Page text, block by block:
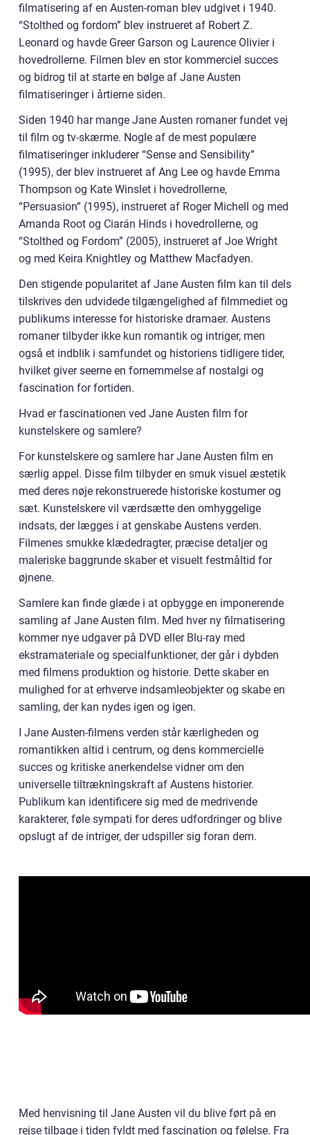
filmatisering af en Austen-roman blev udgivet i 1940.
“Stolthed og fordom” blev instrueret af Robert Z.
Leonard og havde Greer Garson og Laurence Olivier i
hovedrollerne. Filmen blev en stor kommerciel succes
og bidrog til at starte en bølge af Jane Austen
filmatiseringer i årtierne siden.
Siden 1940 har mange Jane Austen romaner fundet vej
til film og tv-skærme. Nogle af de mest populære
filmatiseringer inkluderer “Sense and Sensibility”
(1995), der blev instrueret af Ang Lee og havde Emma
Thompson og Kate Winslet i hovedrollerne,
“Persuasion” (1995), instrueret af Roger Michell og med
Amanda Root og Ciarán Hinds i hovedrollerne, og
“Stolthed og Fordom” (2005), instrueret af Joe Wright
og med Keira Knightley og Matthew Macfadyen.
Den stigende popularitet af Jane Austen film kan til dels
tilskrives den udvidede tilgængelighed af filmmediet og
publikums interesse for historiske dramaer. Austens
romaner tilbyder ikke kun romantik og intriger, men
også et indblik i samfundet og historiens tidligere tider,
hvilket giver seerne en fornemmelse af nostalgi og
fascination for fortiden.
Hvad er fascinationen ved Jane Austen film for
kunstelskere og samlere?
For kunstelskere og samlere har Jane Austen film en
særlig appel. Disse film tilbyder en smuk visuel æstetik
med deres nøje rekonstruerede historiske kostumer og
sæt. Kunstelskere vil værdsætte den omhyggelige
indsats, der lægges i at genskabe Austens verden.
Filmenes smukke klædedragter, præcise detaljer og
maleriske baggrunde skaber et visuelt festmåltid for
øjnene.
Samlere kan finde glæde i at opbygge en imponerende
samling af Jane Austen film. Med hver ny filmatisering
kommer nye udgaver på DVD eller Blu-ray med
ekstramateriale og specialfunktioner, der går i dybden
med filmens produktion og historie. Dette skaber en
mulighed for at erhverve indsamleobjekter og skabe en
samling, der kan nydes igen og igen.
I Jane Austen-filmens verden står kærligheden og
romantikken altid i centrum, og dens kommercielle
succes og kritiske anerkendelse vidner om den
universelle tiltrækningskraft af Austens historier.
Publikum kan identificere sig med de medrivende
karakterer, føle sympati for deres udfordringer og blive
opslugt af de intriger, der udspiller sig foran dem.
Med henvisning til Jane Austen vil du blive ført på en
rejse tilbage i tiden fyldt med fascination og følelse. Fra